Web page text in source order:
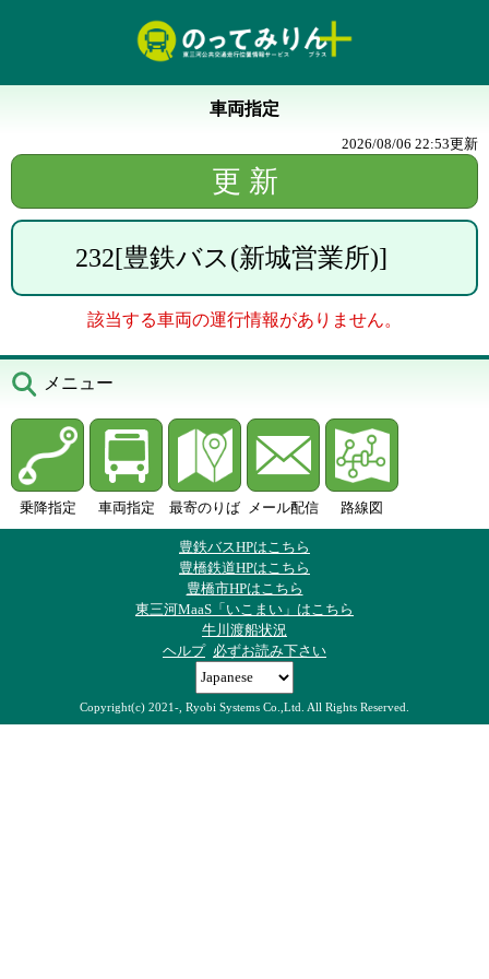
車両指定
2026/08/06 22:53更新
232[豊鉄バス(新城営業所)]
該当する車両の運行情報がありません。
メニュー
乗降指定 車両指定 最寄のりば メール配信 路線図
豊鉄バスHPはこちら
豊橋鉄道HPはこちら
豊橋市HPはこちら
東三河MaaS「いこまい」はこちら
牛川渡船状況
ヘルプ 必ずお読み下さい
Copyright(c) 2021-, Ryobi Systems Co.,Ltd. All Rights Reserved.